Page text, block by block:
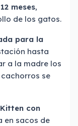
meses,
de los gatos.
para la
hasta
a la madre los
se
con
en sacos de